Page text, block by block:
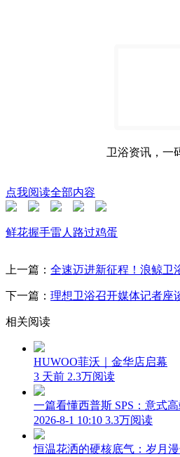
卫浴资讯，一
点我阅读全部内容
鲜花握手雷人 路过鸡蛋
上一篇： 全速迈进新征程！浪鲸卫
下一篇： 理想卫浴召开媒体记者座
相关阅读
HUWOO菲沃｜金华店启幕
3 天前 2.3万阅读
一篇看懂西普斯 SPS：意式
2026-8-1 10:10 3.3万阅读
恒温花洒的硬核底气：岁月